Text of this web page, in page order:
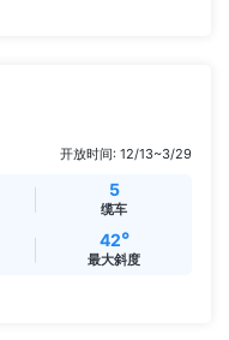
开放时间: 12/13~3/29
5
缆车
42°
最大斜度